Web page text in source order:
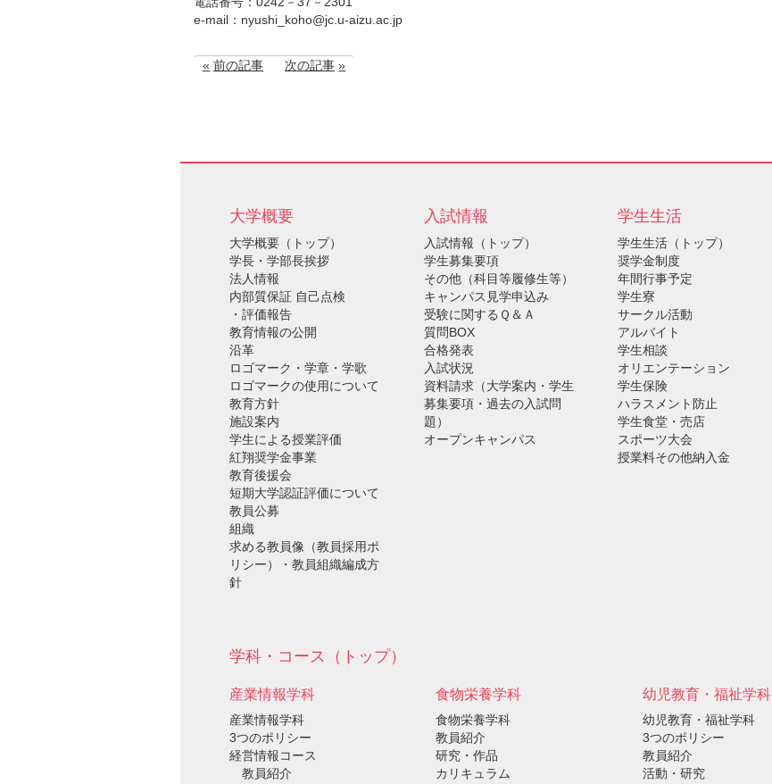
e-mail：nyushi_koho@jc.u-aizu.ac.jp
前の記事 次の記事
大学概要
大学概要（トップ）
学長・学部長挨拶
法人情報
内部質保証 自己点検
・評価報告
教育情報の公開
沿革
ロゴマーク・学章・学歌
ロゴマークの使用について
教育方針
施設案内
学生による授業評価
紅翔奨学金事業
教育後援会
短期大学認証評価について
教員公募
組織
求める教員像（教員採用ポ
リシー）・教員組織編成方
針
入試情報
入試情報（トップ）
学生募集要項
その他（科目等履修生等）
キャンパス見学申込み
受験に関するＱ＆Ａ
質問BOX
合格発表
入試状況
資料請求（大学案内・学生
募集要項・過去の入試問
題）
オープンキャンパス
学生生活
学生生活（トップ）
奨学金制度
年間行事予定
学生寮
サークル活動
アルバイト
学生相談
オリエンテーション
学生保険
ハラスメント防止
学生食堂・売店
スポーツ大会
授業料その他納入金
学科・コース（トップ）
産業情報学科
産業情報学科
3つのポリシー
経営情報コース
教員紹介
食物栄養学科
食物栄養学科
教員紹介
研究・作品
カリキュラム
幼児教育・福祉学科
幼児教育・福祉学科
3つのポリシー
教員紹介
活動・研究